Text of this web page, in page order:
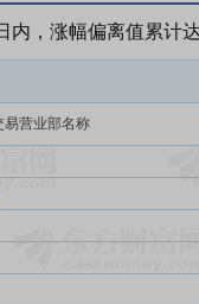
内，涨幅偏离值累计
易营业部名称